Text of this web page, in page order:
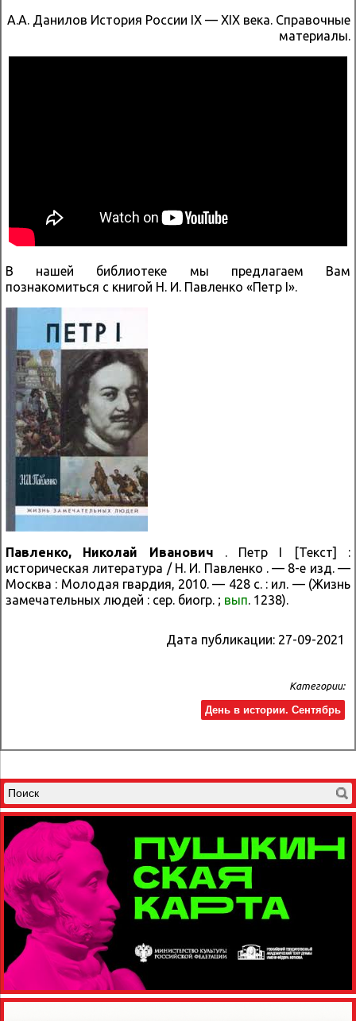
А.А. Данилов История России IX — XIX века. Справочные
материалы.
В нашей библиотеке мы предлагаем Вам
познакомиться с книгой Н. И. Павленко «Петр I».
Павленко, Николай Иванович . Петр I [Текст] :
историческая литература / Н. И. Павленко . — 8-е изд. —
Москва : Молодая гвардия, 2010. — 428 с. : ил. — (Жизнь
замечательных людей : сер. биогр. ; вып. 1238).
Дата публикации: 27-09-2021
Категории:
День в истории. Сентябрь